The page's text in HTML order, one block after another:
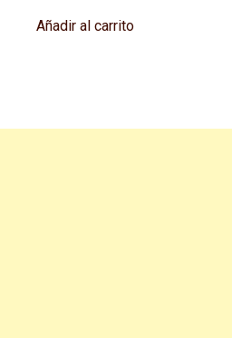
originalactual
Añadir al carrito